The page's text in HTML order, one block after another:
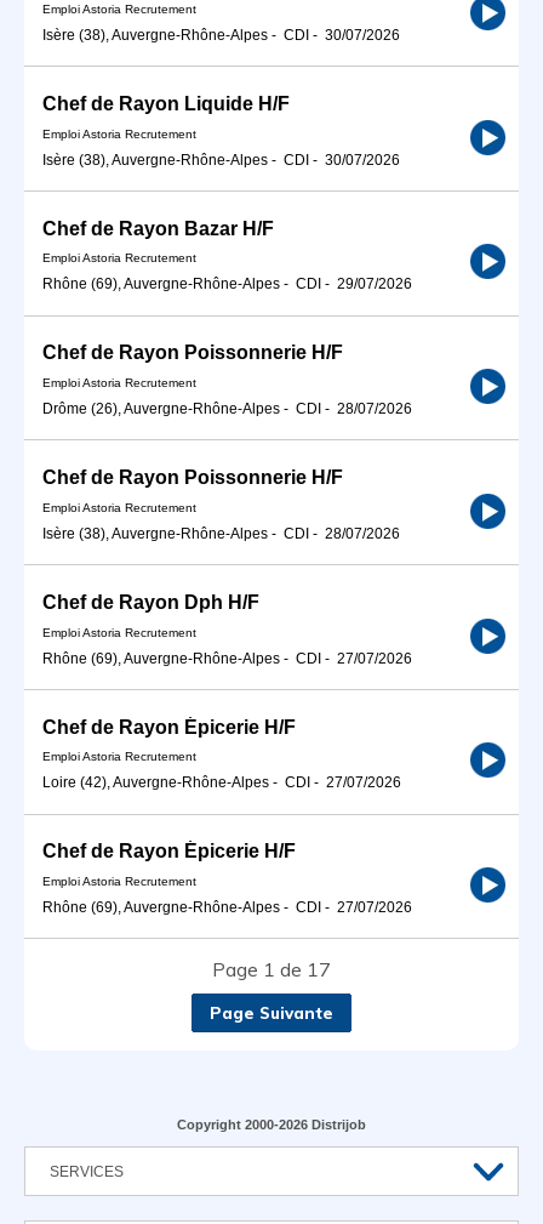
Emploi Astoria Recrutement
Isère (38), Auvergne-Rhône-Alpes - CDI - 30/07/2026
Chef de Rayon Liquide H/F
Emploi Astoria Recrutement
Isère (38), Auvergne-Rhône-Alpes - CDI - 30/07/2026
Chef de Rayon Bazar H/F
Emploi Astoria Recrutement
Rhône (69), Auvergne-Rhône-Alpes - CDI - 29/07/2026
Chef de Rayon Poissonnerie H/F
Emploi Astoria Recrutement
Drôme (26), Auvergne-Rhône-Alpes - CDI - 28/07/2026
Chef de Rayon Poissonnerie H/F
Emploi Astoria Recrutement
Isère (38), Auvergne-Rhône-Alpes - CDI - 28/07/2026
Chef de Rayon Dph H/F
Emploi Astoria Recrutement
Rhône (69), Auvergne-Rhône-Alpes - CDI - 27/07/2026
Chef de Rayon Épicerie H/F
Emploi Astoria Recrutement
Loire (42), Auvergne-Rhône-Alpes - CDI - 27/07/2026
Chef de Rayon Épicerie H/F
Emploi Astoria Recrutement
Rhône (69), Auvergne-Rhône-Alpes - CDI - 27/07/2026
Page 1 de 17
Page Suivante
Copyright 2000-2026 Distrijob
SERVICES